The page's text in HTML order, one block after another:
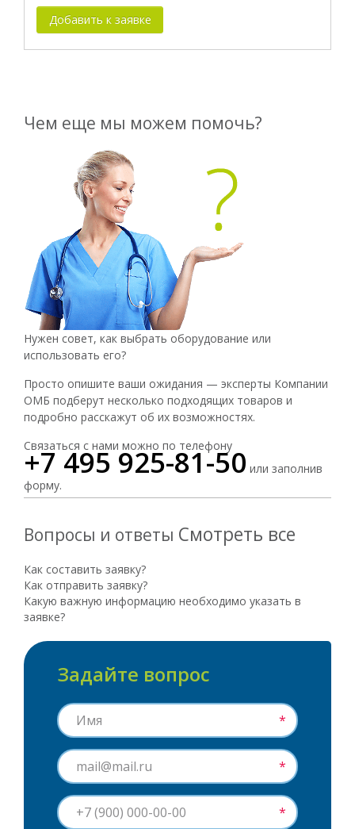
Добавить к заявке
Чем еще мы можем помочь?
Нужен совет, как выбрать оборудование или
использовать его?
Просто опишите ваши ожидания — эксперты Компании
ОМБ подберут несколько подходящих товаров и
подробно расскажут об их возможностях.
Связаться с нами можно по телефону
+7 495 925-81-50 или заполнив
форму.
Вопросы и ответы Смотреть все
Как составить заявку?
Как отправить заявку?
Какую важную информацию необходимо указать в
заявке?
Задайте вопрос
*
*
*